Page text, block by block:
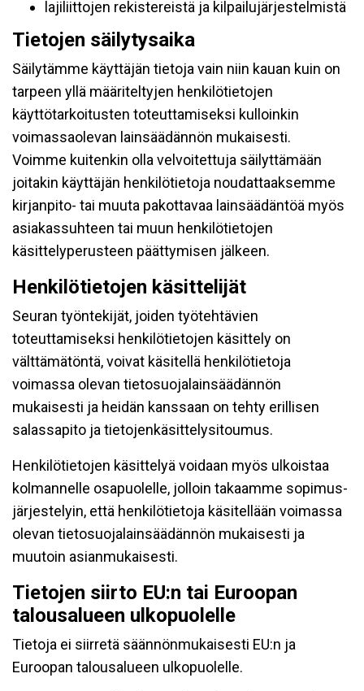
lajiliittojen rekistereistä ja kilpailujärjestelmistä
Tietojen säilytysaika
Säilytämme käyttäjän tietoja vain niin kauan kuin on
tarpeen yllä määriteltyjen henkilötietojen
käyttötarkoitusten toteuttamiseksi kulloinkin
voimassaolevan lainsäädännön mukaisesti.
Voimme kuitenkin olla velvoitettuja säilyttämään
joitakin käyttäjän henkilötietoja noudattaaksemme
kirjanpito- tai muuta pakottavaa lainsäädäntöä myös
asiakassuhteen tai muun henkilötietojen
käsittelyperusteen päättymisen jälkeen.
Henkilötietojen käsittelijät
Seuran työntekijät, joiden työtehtävien
toteuttamiseksi henkilötietojen käsittely on
välttämätöntä, voivat käsitellä henkilötietoja
voimassa olevan tietosuojalainsäädännön
mukaisesti ja heidän kanssaan on tehty erillisen
salassapito ja tietojenkäsittelysitoumus.
Henkilötietojen käsittelyä voidaan myös ulkoistaa
kolmannelle osapuolelle, jolloin takaamme sopimus-
järjestelyin, että henkilötietoja käsitellään voimassa
olevan tietosuojalainsäädännön mukaisesti ja
muutoin asianmukaisesti.
Tietojen siirto EU:n tai Euroopan
talousalueen ulkopuolelle
Tietoja ei siirretä säännönmukaisesti EU:n ja
Euroopan talousalueen ulkopuolelle.